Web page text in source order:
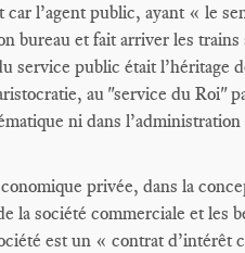
l’agent public, ayant « le
bureau et fait arriver les
service public était l’héritage
au "service du Roi"
ni dans
privée, dans la
la société commerciale et les
est un « contrat